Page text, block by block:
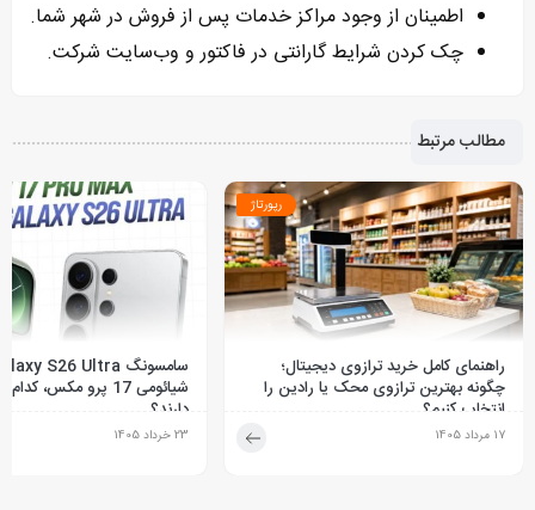
اطمینان از وجود مراکز خدمات پس از فروش در شهر شما.
چک کردن شرایط گارانتی در فاکتور و وب‌سایت شرکت.
مطالب مرتبط
رپورتاژ
راهنمای کامل خرید ترازوی دیجیتال؛
چگونه بهترین ترازوی محک یا رادین را
انتخاب کنیم؟
17 مرداد 1405
شیائومی 17 پرو مکس،
دارند؟
23 خرداد 1405